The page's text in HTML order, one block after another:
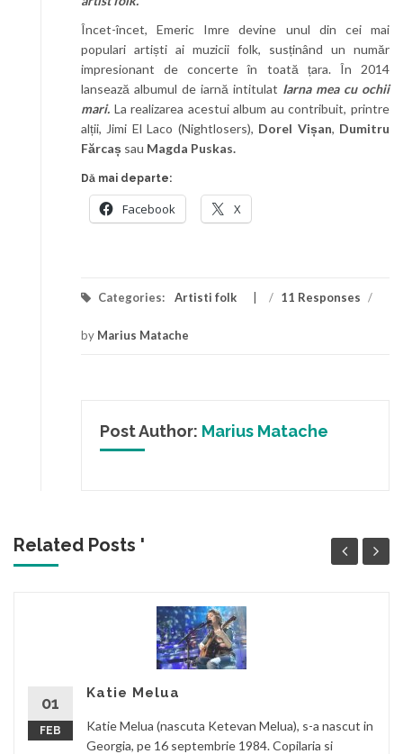
Încet-încet, Emeric Imre devine unul din cei mai
populari artiști ai muzicii folk, susținând un număr
impresionant de concerte în toată țara. În 2014
lansează albumul de iarnă intitulat Iarna mea cu ochii
mari. La realizarea acestui album au contribuit, printre
alții, Jimi El Laco (Nightlosers), Dorel Vișan, Dumitru
Fărcaș sau Magda Puskas.
Dă mai departe:
Facebook X
Categories: Artisti folk / 11 Responses /
by Marius Matache
Post Author: Marius Matache
Related Posts '
01
FEB
Katie Melua
Katie Melua (nascuta Ketevan Melua), s-a nascut in
Georgia, pe 16 septembrie 1984. Copilaria si